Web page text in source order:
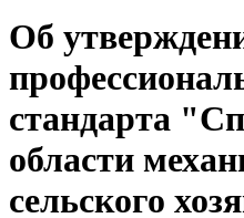
Об
стандарта
области
сельского